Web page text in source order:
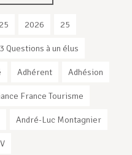
2026 25
3 Questions à un élus
Adhérent Adhésion
France Tourisme
André-Luc Montagnier